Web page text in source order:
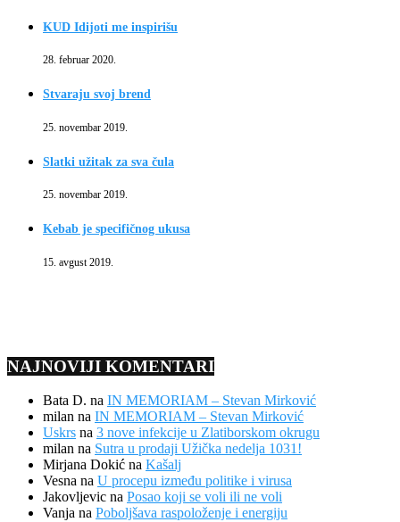
KUD Idijoti me inspirišu
28. februar 2020.
Stvaraju svoj brend
25. novembar 2019.
Slatki užitak za sva čula
25. novembar 2019.
Kebab je specifičnog ukusa
15. avgust 2019.
NAJNOVIJI KOMENTARI
Bata D. na IN MEMORIAM – Stevan Mirković
milan na IN MEMORIAM – Stevan Mirković
Uskrs na 3 nove infekcije u Zlatiborskom okrugu
milan na Sutra u prodaji Užička nedelja 1031!
Mirjana Dokić na Kašalj
Vesna na U procepu između politike i virusa
Jakovljevic na Posao koji se voli ili ne voli
Vanja na Poboljšava raspoloženje i energiju